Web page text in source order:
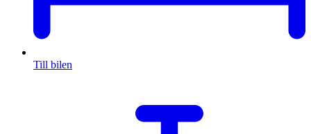
Till bilen